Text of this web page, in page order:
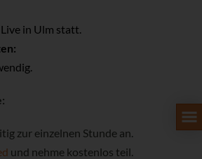
in Ulm statt.
zur einzelnen Stunde an.
und nehme kostenlos teil.